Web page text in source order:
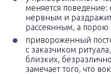
меняется поведение:
нервным и
рассеянным, а порою
привороженный
с заказчиком
близких,
замечает того, что